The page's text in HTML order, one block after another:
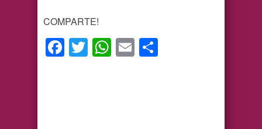
COMPARTE!
Facebook
TwitterWhatsApp
Email